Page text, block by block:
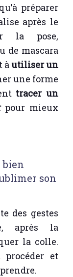
préparer
après le
la pose,
de mascara
à utiliser un
une forme
tracer un
pour mieux
bien
son
des gestes
après la
la colle.
procéder et